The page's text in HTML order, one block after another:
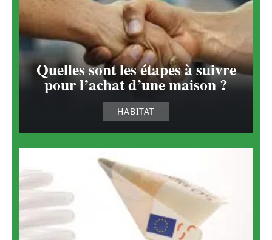
Quelles sont les étapes à suivre
pour l’achat d’une maison ?
HABITAT